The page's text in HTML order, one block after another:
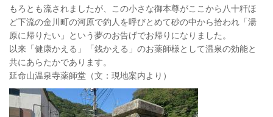
もろとも流されましたが、この小さな御本尊がここから八十粁ほ
ど下流の金川町の河原で釣人を呼びとめて砂の中から拾われ「湯
原に帰りたい」という夢のお告げでお帰りになりました。
以来「健康かえる」「銭かえる」のお薬師様として温泉の効能と
共にあらたかであります。
延命山温泉寺薬師堂（文：現地案内より）